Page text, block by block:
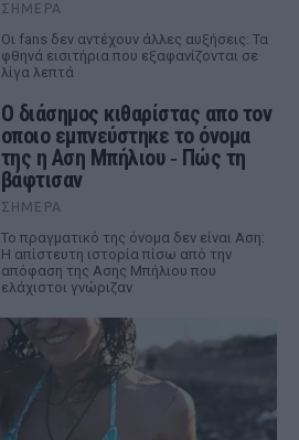
ΣΉΜΕΡΑ
Οι fans δεν αντέχουν άλλες αυξήσεις: Τα
φθηνά εισιτήρια που εξαφανίζονται σε
λίγα λεπτά
Ο διάσημος κιθαρίστας απο τον
οποιο εμπνεύστηκε το όνομα
της η Αση Μπήλιου ‑ Πώς τη
βάφτισαν
ΣΉΜΕΡΑ
Το πραγματικό της όνομα δεν είναι Αση:
Η απίστευτη ιστορία πίσω από την
απόφαση της Ασης Μπήλιου που
ελάχιστοι γνώριζαν